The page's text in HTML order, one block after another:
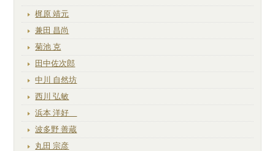
梶原 靖元
兼田 昌尚
菊池 克
田中佐次郎
中川 自然坊
西川 弘敏
浜本 洋好
波多野 善蔵
丸田 宗彦